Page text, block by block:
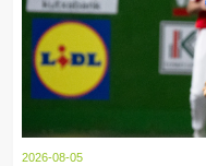
2026-08-05